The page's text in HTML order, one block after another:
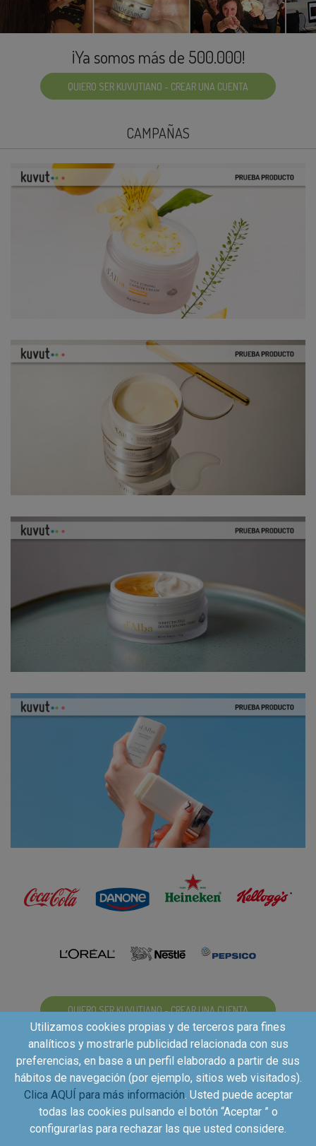
¡Ya somos más de 500.000!
QUIERO SER KUVUTIANO - CREAR UNA CUENTA
CAMPAÑAS
QUIERO SER KUVUTIANO - CREAR UNA CUENTA
Utilizamos cookies propias y de terceros para fines
analíticos y mostrarle publicidad relacionada con sus
preferencias, en base a un perfil elaborado a partir de sus
hábitos de navegación (por ejemplo, sitios web visitados).
Clica AQUÍ para más información. Usted puede aceptar
todas las cookies pulsando el botón “Aceptar ” o
configurarlas para rechazar las que usted considere.